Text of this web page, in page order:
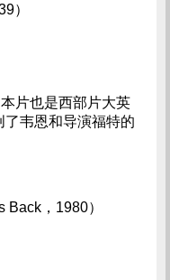
）
片也是西部片大英
了韦恩和导演福特的
Back，1980）